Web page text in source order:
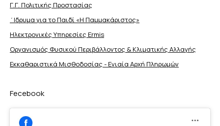
Γ.Γ. Πολιτικής Προστασίας
΄Ιδρυμα για το Παιδί «Η Παμμακάριστος»
Ηλεκτρονικές Υπηρεσίες Ermis
Οργανισμός Φυσικού Περιβάλλοντος & Κλιματικής Aλλαγής
Εκκαθαριστικά Μισθοδοσίας - Ενιαία Αρχή Πληρωμών
Fecebook